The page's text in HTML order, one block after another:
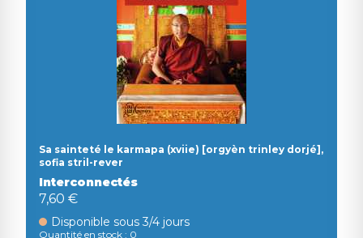
Sa sainteté le karmapa (xviie) [orgyèn trinley dorjé],
sofia stril-rever
Interconnectés
7,60 €
Disponible sous 3/4 jours
Quantité en stock : 0